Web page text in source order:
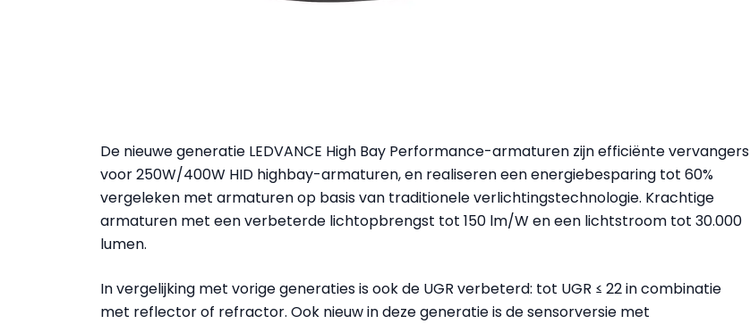
De nieuwe generatie LEDVANCE High Bay Performance-armaturen zijn efficiënte vervangers
voor 250W/400W HID highbay-armaturen, en realiseren een energiebesparing tot 60%
vergeleken met armaturen op basis van traditionele verlichtingstechnologie. Krachtige
armaturen met een verbeterde lichtopbrengst tot 150 lm/W en een lichtstroom tot 30.000
lumen.
In vergelijking met vorige generaties is ook de UGR verbeterd: tot UGR ≤ 22 in combinatie
met reflector of refractor. Ook nieuw in deze generatie is de sensorversie met